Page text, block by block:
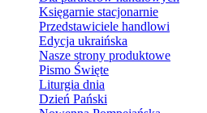
Księgarnie stacjonarnie
Przedstawiciele handlowi
Edycja ukraińska
Nasze strony produktowe
Pismo Święte
Liturgia dnia
Dzień Pański